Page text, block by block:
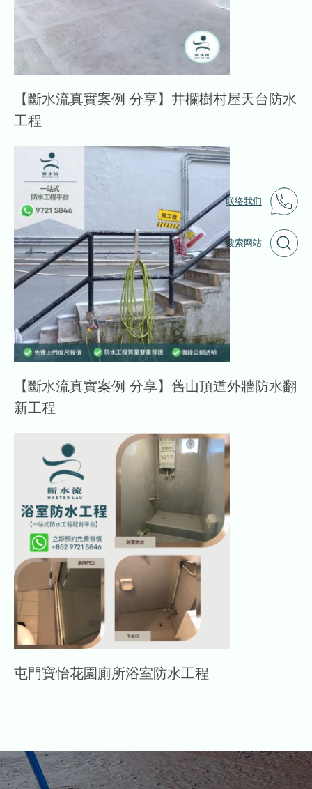
联络我们
搜索网站
【斷水流真實案例 分享】井欄樹村屋天台防水
工程
【斷水流真實案例 分享】舊山頂道外牆防水翻
新工程
屯門寶怡花園廁所浴室防水工程